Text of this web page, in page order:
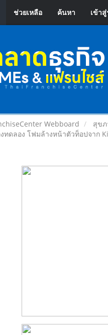
ช่วยเหลือ ค้นหา เข้า
Webboard สุขภ
ทดลอง โฟมล้างหน้าตัวท็อปจาก